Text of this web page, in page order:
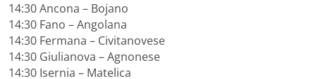
14:30 Ancona – Bojano
14:30 Fano – Angolana
14:30 Fermana – Civitanovese
14:30 Giulianova – Agnonese
14:30 Isernia – Matelica